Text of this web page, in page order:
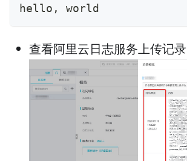
hello, world
查看阿里云日志服务上传记录